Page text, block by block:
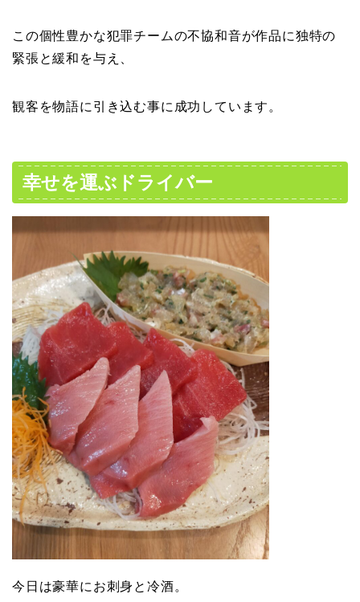
この個性豊かな犯罪チームの不協和音が作品に独特の
緊張と緩和を与え、
観客を物語に引き込む事に成功しています。
幸せを運ぶドライバー
今日は豪華にお刺身と冷酒。